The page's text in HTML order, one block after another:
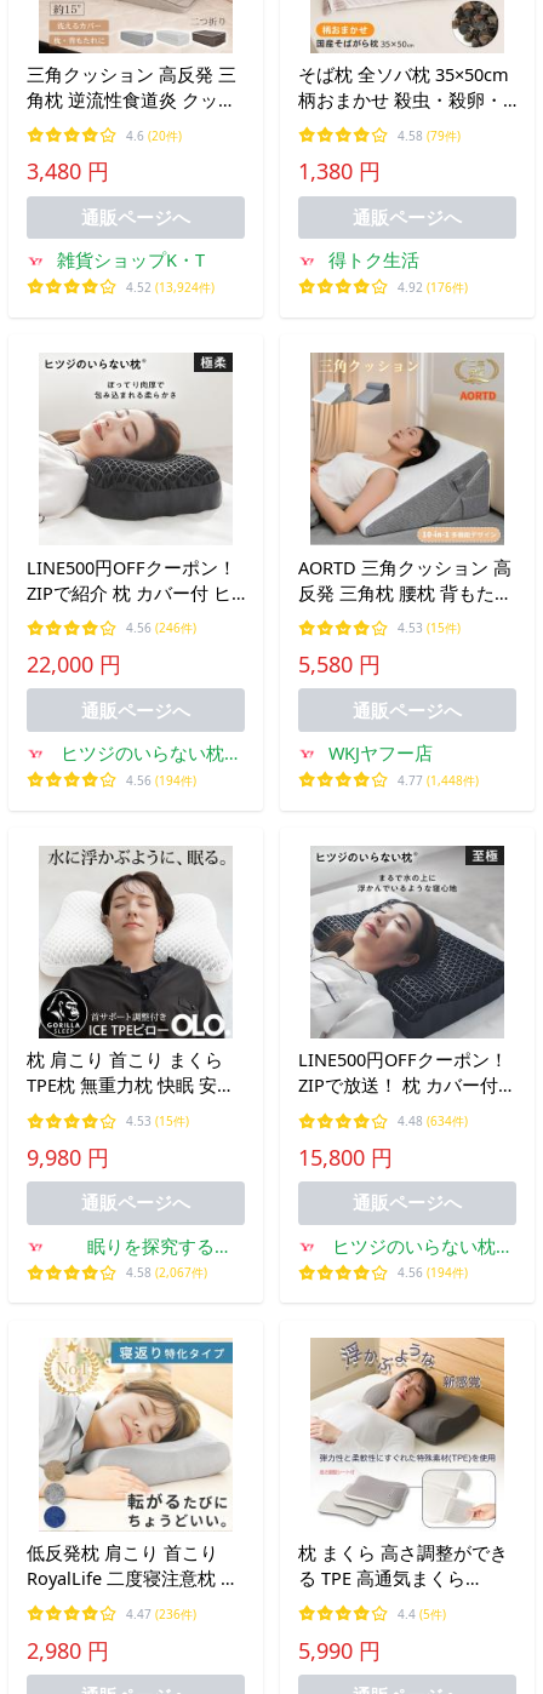
三角クッション 高反発 三
角枕 逆流性食道炎 クッシ
ョン 背もたれ ベッド 介護
寝返り 洗濯 体位変換 25D
傾斜枕 折りたたみ 足枕 床
ずれ防止 テレビ枕 まくら
4.6 (20件)
3,480 円
通販ページへ
雑貨ショップK・T
4.52 (13,924件)
そば枕 全ソバ枕 35×50cm
柄おまかせ 殺虫・殺卵・
除湿済み 日本製 D's
collection
4.58 (79件)
1,380 円
通販ページへ
得トク生活
4.92 (176件)
LINE500円OFFクーポン！
ZIPで紹介 枕 カバー付 ヒ
ツジのいらない枕 高め 大
きめ 極柔 まくら 肩こり
洗える 横向き枕 横向き 整
体枕 いびき防止枕 横向き
4.56 (246件)
22,000 円
通販ページへ
ヒツジのいらない枕公
式睡眠研究所
4.56 (194件)
AORTD 三角クッション 高
反発 三角枕 腰枕 背もたれ
クッション 枕 クッション
高反発 高さ調節可能 10-
in-1 傾斜枕 ヘッドレスト
レッグレスト 読書 リラッ
4.53 (15件)
5,580 円
通販ページへ
WKJヤフー店
4.77 (1,448件)
枕 肩こり 首こり まくら
TPE枕 無重力枕 快眠 安眠
横向き 仰向け 洗える 通気
性 高さ調整 超立体構造
GORILLA SLEEP OLO.
4.53 (15件)
9,980 円
通販ページへ
眠りを探究する
BlueBlood公式ショッ
4.58 (2,067件)
LINE500円OFFクーポン！
ZIPで放送！ 枕 カバー付
ヒツジのいらない枕 至極
まくら 肩こり いびき防止
低反発 高反発 安眠枕 肩
首 ストレートネック
4.48 (634件)
15,800 円
通販ページへ
ヒツジのいらない枕公
式睡眠研究所
4.56 (194件)
低反発枕 肩こり 首こり
RoyalLife 二度寝注意枕 フ
ラット まくら 安眠枕 女性
ストレートネック 横向き
寝 快眠枕 頭痛 無呼吸 横
寝
4.47 (236件)
2,980 円
枕 まくら 高さ調整ができ
る TPE 高通気まくら
(P2414) 【玄関先迄納
品】 ニトリ 仰向け 横向き
うつ伏せ いびき 高さ調整
通気性 洗える 体圧分散
4.4 (5件)
5,990 円